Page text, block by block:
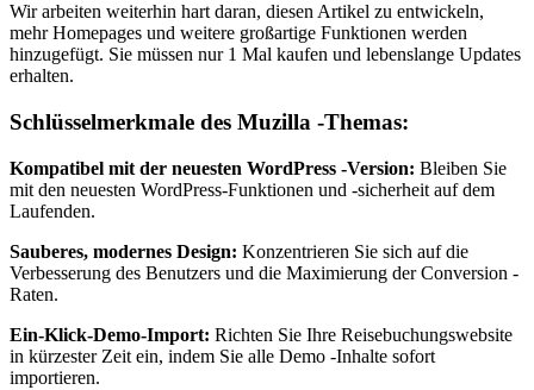
Wir arbeiten weiterhin hart daran, diesen Artikel zu entwickeln,
mehr Homepages und weitere großartige Funktionen werden
hinzugefügt. Sie müssen nur 1 Mal kaufen und lebenslange Updates
erhalten.
Schlüsselmerkmale des Muzilla -Themas:
Kompatibel mit der neuesten WordPress -Version: Bleiben Sie
mit den neuesten WordPress-Funktionen und -sicherheit auf dem
Laufenden.
Sauberes, modernes Design: Konzentrieren Sie sich auf die
Verbesserung des Benutzers und die Maximierung der Conversion -
Raten.
Ein-Klick-Demo-Import: Richten Sie Ihre Reisebuchungswebsite
in kürzester Zeit ein, indem Sie alle Demo -Inhalte sofort
importieren.